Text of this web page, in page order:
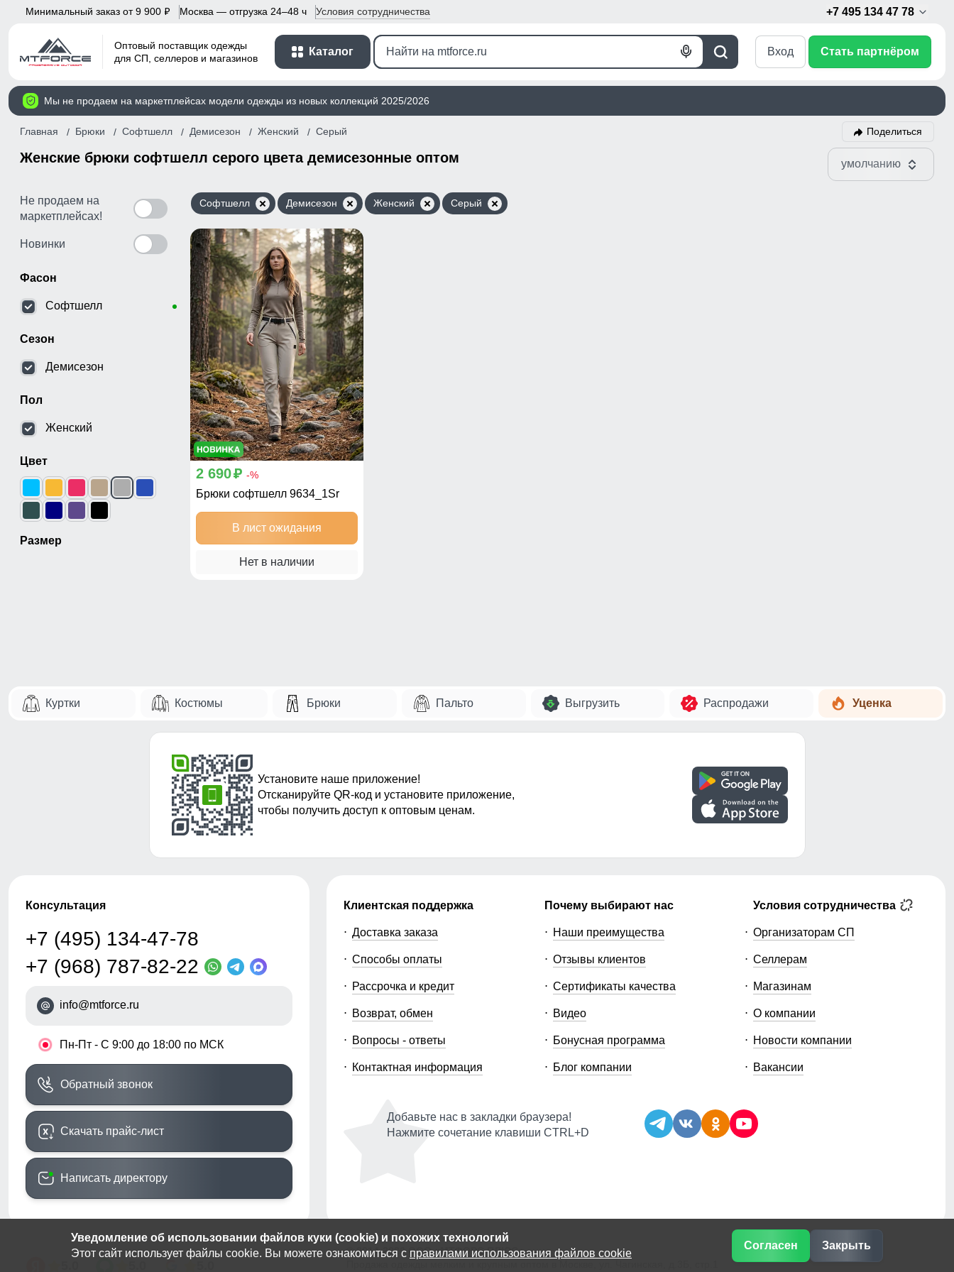
Уведомление об использовании файлов куки (cookie) и похожих технологий
Этот сайт использует файлы cookie. Вы можете ознакомиться с правилами использования файлов cookie
Согласен Закрыть
Минимальный заказ от 9 900 p Москва — отгрузка 24–48 ч Условия сотрудничества +7 495 134 47 78
Оптовый поставщик одежды
для СП, селлеров и магазинов
Каталог
Поиск
Голосовой
Вход Стать партнёром
Мы не продаем на маркетплейсах модели одежды из новых коллекций 2025/2026
Главная Брюки Софтшелл Демисезон Женский Серый Поделиться
Женские брюки софтшелл серого цвета демисезонные оптом умолчанию
Не продаем на
маркетплейсах!
Новинки
Фасон
Софтшелл
Сезон
Демисезон
Пол
Женский
Цвет
Размер
Софтшелл Демисезон Женский Серый
2 690p -%
Брюки софтшелл 9634_1Sr
В лист ожидания
Нет в наличии
Куртки Костюмы Брюки Пальто Выгрузить Распродажи Уценка
Установите наше приложение!
Отсканируйте QR-код и установите приложение,
чтобы получить доступ к оптовым ценам.
Консультация
+7 (495) 134-47-78
+7 (968) 787-82-22
info@mtforce.ru
• Пн-Пт - С 9:00 до 18:00 по МСК
Обратный звонок
Скачать прайс-лист
Написать директору
Клиентская поддержка
Доставка заказа
Способы оплаты
Рассрочка и кредит
Возврат, обмен
Вопросы - ответы
Контактная информация
Почему выбирают нас
Наши преимущества
Отзывы клиентов
Сертификаты качества
Видео
Бонусная программа
Блог компании
Условия сотрудничества
Организаторам СП
Селлерам
Магазинам
О компании
Новости компании
Вакансии
Добавьте нас в закладки браузера!
Нажмите сочетание клавиши CTRL+D
© 2014-2026 ООО «МТФОРС ПЛЮС»